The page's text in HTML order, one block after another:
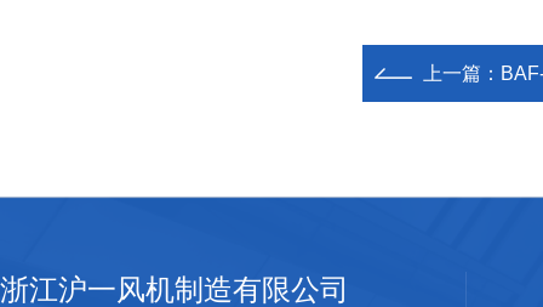
上一篇：
浙江沪一风机制造有限公司